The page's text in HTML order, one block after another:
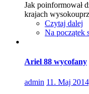
Jak poinformował
krajach
Czytaj dalej
Na początek
Ariel 88 wycofany
admin 11. Maj